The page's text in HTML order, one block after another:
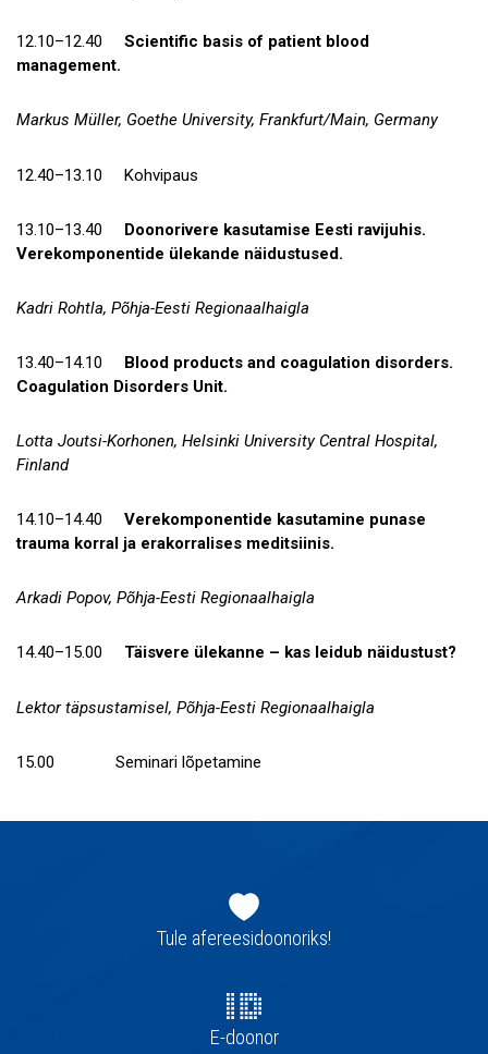
12.10–12.40 Scientific basis of patient blood
management.
Markus Müller, Goethe University, Frankfurt/Main, Germany
12.40–13.10 Kohvipaus
13.10–13.40
Doonorivere kasutamise Eesti ravijuhis.
Verekomponentide ülekande näidustused.
Kadri Rohtla, Põhja-Eesti Regionaalhaigla
13.40–14.10 Blood products and coagulation disorders.
Coagulation Disorders Unit.
Lotta Joutsi-Korhonen, Helsinki University Central Hospital,
Finland
14.10–14.40 Verekomponentide kasutamine punase
trauma korral ja erakorralises meditsiinis.
Arkadi Popov, Põhja-Eesti Regionaalhaigla
14.40–15.00 Täisvere ülekanne – kas leidub näidustust?
Lektor täpsustamisel, Põhja-Eesti Regionaalhaigla
15.00 Seminari lõpetamine
navigatsioonTule afereesidoonoriks!
E-doonor